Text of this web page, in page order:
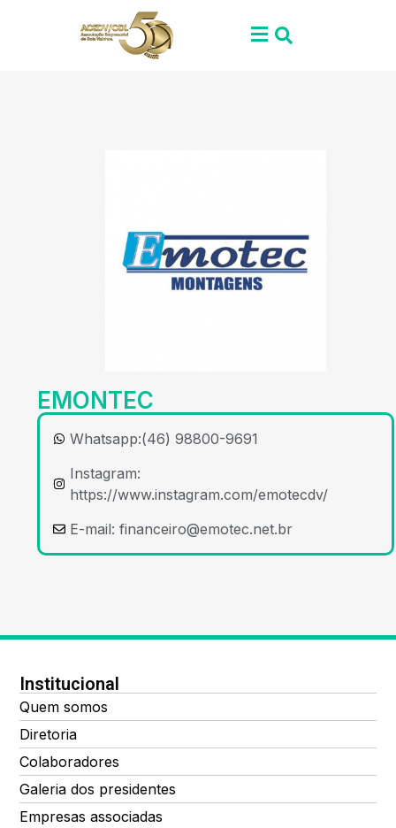
EMONTEC
Whatsapp:(46) 98800-9691
Instagram:
https://www.instagram.com/emotecdv/
E-mail: financeiro@emotec.net.br
Institucional
Quem somos
Diretoria
Colaboradores
Galeria dos presidentes
Empresas associadas